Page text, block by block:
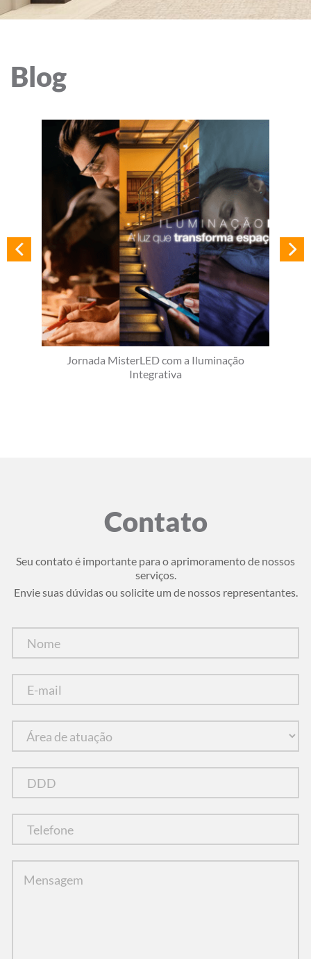
Blog
Jornada MisterLED com a Iluminação
Integrativa
Contato
Seu contato é importante para o aprimoramento de nossos
serviços.
Envie suas dúvidas ou solicite um de nossos representantes.